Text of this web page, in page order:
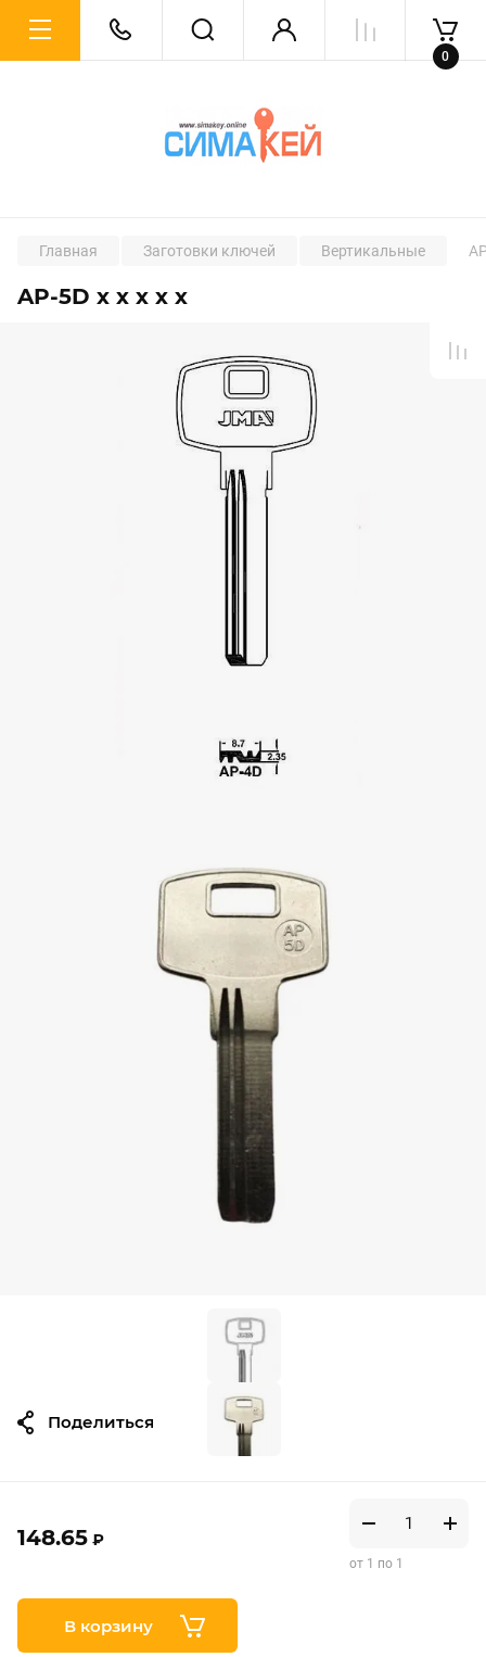
0
Главная Заготовки ключей Вертикальные
AP-5D x x x x x
148.65 ₽
от 1 по 1
В корзину
Поделиться